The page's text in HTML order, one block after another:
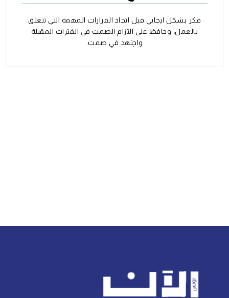
فكر بشكل ايجابي قبل اتخاذ القرارات المهمة التي تتعلق
بالعمل، وحافظ على التزام الصمت في الفترات المقبلة
واجتهد في صمت.